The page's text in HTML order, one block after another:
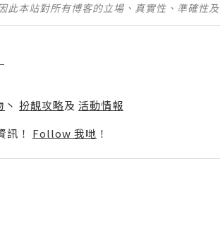
本站對所有博客的立場、真實性、準確性
丶 扮靚攻略及 活動情報
！ Follow 我哋 ！